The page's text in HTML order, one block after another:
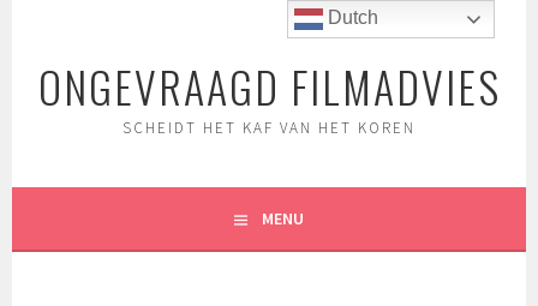
inhoudONGEVRAAGD FILMADVIES
SCHEIDT HET KAF VAN HET KOREN
MENU
Dutch